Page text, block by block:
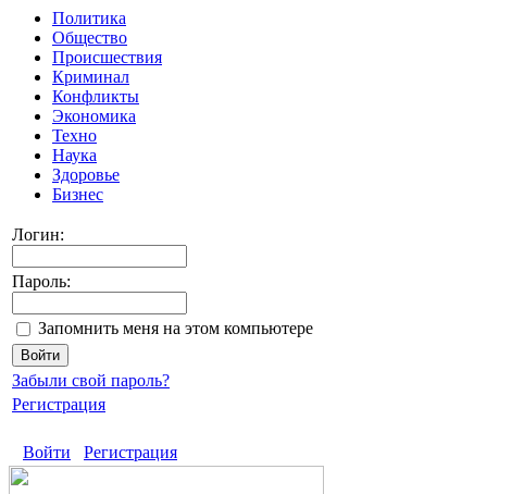
Политика
Общество
Происшествия
Криминал
Конфликты
Экономика
Техно
Наука
Здоровье
Бизнес
Логин:
Пароль:
Запомнить меня на этом компьютере
Забыли свой пароль?
Регистрация
Войти Регистрация